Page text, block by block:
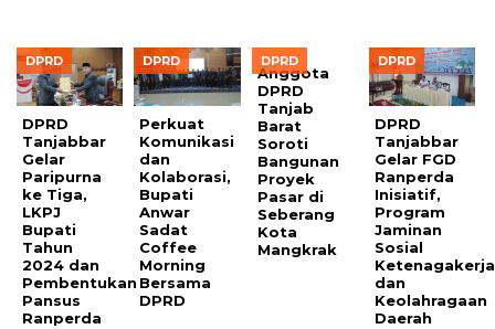
DPRD
DPRD
Tanjabbar
Gelar
Paripurna
ke Tiga,
LKPJ
Bupati
Tahun
2024 dan
Pembentukan
Pansus
Ranperda
DPRD
Perkuat
Komunikasi
dan
Kolaborasi,
Bupati
Anwar
Sadat
Coffee
Morning
Bersama
DPRD
DPRD
Anggota
DPRD
Tanjab
Barat
Soroti
Bangunan
Proyek
Pasar di
Seberang
Kota
Mangkrak
DPRD
DPRD
Tanjabbar
Gelar FGD
Ranperda
Inisiatif,
Program
Jaminan
Sosial
dan
Keolahragaan
Daerah